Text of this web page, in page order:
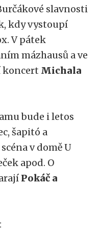
slavnosti
kdy vystoupí
V pátek
mázhausů a ve
koncert Michala
bude i letos
šapitó a
v domě U
apod. O
Pokáč a